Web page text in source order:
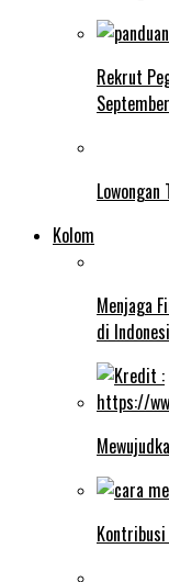
Rekrut
Kolom
Menjaga
di